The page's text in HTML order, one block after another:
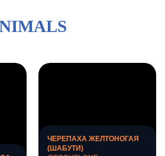
ЧЕРЕПАХА ЖЕЛТОНОГАЯ
(ШАБУТИ)